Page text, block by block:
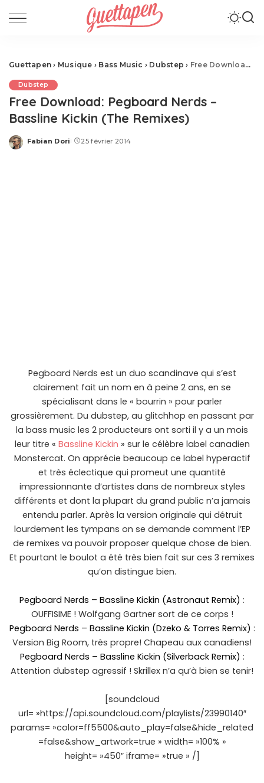
Guettapen › Musique › Bass Music › Dubstep › Free Download: Pegboard Nerds – Bassline Kickin (The Remixes)
Dubstep
Free Download: Pegboard Nerds –
Bassline Kickin (The Remixes)
Posted
Fabian Dori 25 février 2014
Pegboard Nerds est un duo scandinave qui s’est
clairement fait un nom en à peine 2 ans, en se
spécialisant dans le « bourrin » pour parler
grossièrement. Du dubstep, au glitchhop en passant par
la bass music les 2 producteurs ont sorti il y a un mois
leur titre « Bassline Kickin » sur le célèbre label canadien
Monstercat. On apprécie beaucoup ce label hyperactif
et très éclectique qui promeut une quantité
impressionnante d’artistes dans de nombreux styles
différents et dont la plupart du grand public n’a jamais
entendu parler. Après la version originale qui détruit
lourdement les tympans on se demande comment l’EP
de remixes va pouvoir proposer quelque chose de bien.
Et pourtant le boulot a été très bien fait sur ces 3 remixes
qu’on distingue bien.
Pegboard Nerds – Bassline Kickin (Astronaut Remix) :
OUFFISIME ! Wolfgang Gartner sort de ce corps !
Pegboard Nerds – Bassline Kickin (Dzeko & Torres Remix) :
Version Big Room, très propre! Chapeau aux canadiens!
Pegboard Nerds – Bassline Kickin (Silverback Remix) :
Attention dubstep agressif ! Skrillex n’a qu’à bien se tenir!
[soundcloud
url= »https://api.soundcloud.com/playlists/23990140″
params= »color=ff5500&auto_play=false&hide_related
=false&show_artwork=true » width= »100% »
height= »450″ iframe= »true » /]